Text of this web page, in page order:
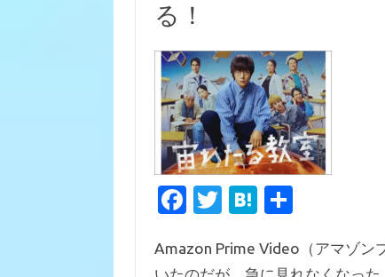
る！
Fa
e
T
it
H
e
Amazon Prime Video（アマゾン